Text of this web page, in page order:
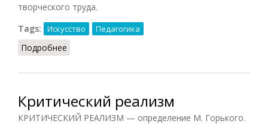
творческого труда.
Tags:
Искусство Педагогика
Подробнее
Критический реализм
КРИТИЧЕСКИЙ РЕАЛИЗМ — определение М. Горького.